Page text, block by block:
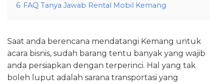
6 FAQ Tanya Jawab Rental Mobil Kemang
Saat anda berencana mendatangi Kemang untuk
acara bisnis, sudah barang tentu banyak yang wajib
anda persiapkan dengan terperinci. Hal yang tak
boleh luput adalah sarana transportasi yang